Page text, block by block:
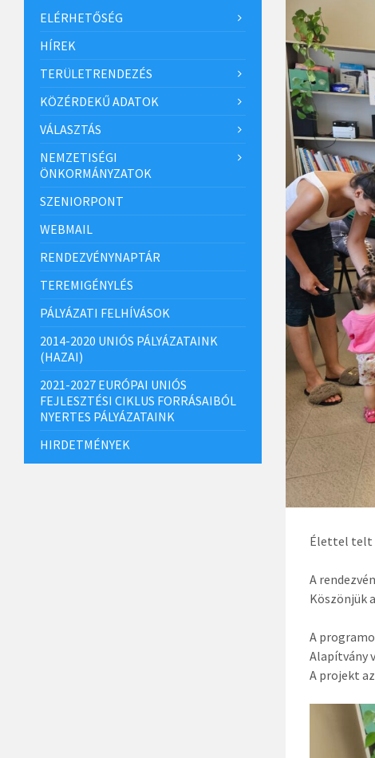
Élettel telt
A
Köszönjük
A
Alapítvány
A projekt
ELÉRHETŐSÉG
HÍREK
TERÜLETRENDEZÉS
KÖZÉRDEKŰ ADATOK
VÁLASZTÁS
NEMZETISÉGI
ÖNKORMÁNYZATOK
SZENIORPONT
WEBMAIL
RENDEZVÉNYNAPTÁR
TEREMIGÉNYLÉS
PÁLYÁZATI FELHÍVÁSOK
2014-2020 UNIÓS PÁLYÁZATAINK
(HAZAI)
2021-2027 EURÓPAI UNIÓS
FEJLESZTÉSI CIKLUS FORRÁSAIBÓL
NYERTES PÁLYÁZATAINK
HIRDETMÉNYEK